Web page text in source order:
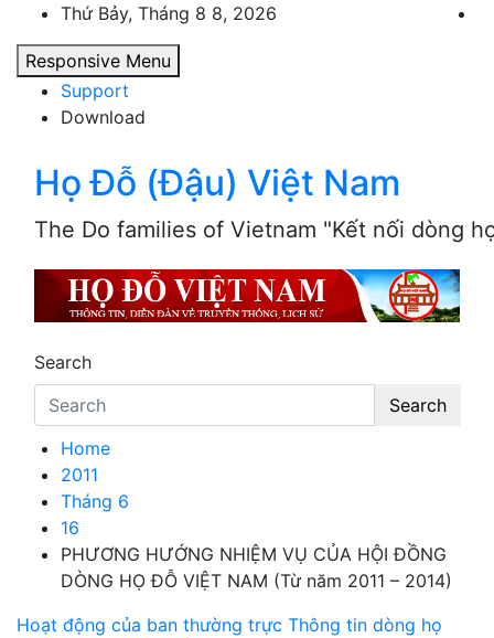
content
Thứ Bảy, Tháng 8 8, 2026
Responsive Menu
Support
Download
Họ Đỗ (Đậu) Việt Nam
The Do families of Vietnam "Kết nối dòng
Search
Search
Home
2011
Tháng 6
16
PHƯƠNG HƯỚNG NHIỆM VỤ CỦA HỘI ĐỒNG
DÒNG HỌ ĐỖ VIỆT NAM (Từ năm 2011 – 2014)
Hoạt động của ban thường trực Thông tin dòng họ